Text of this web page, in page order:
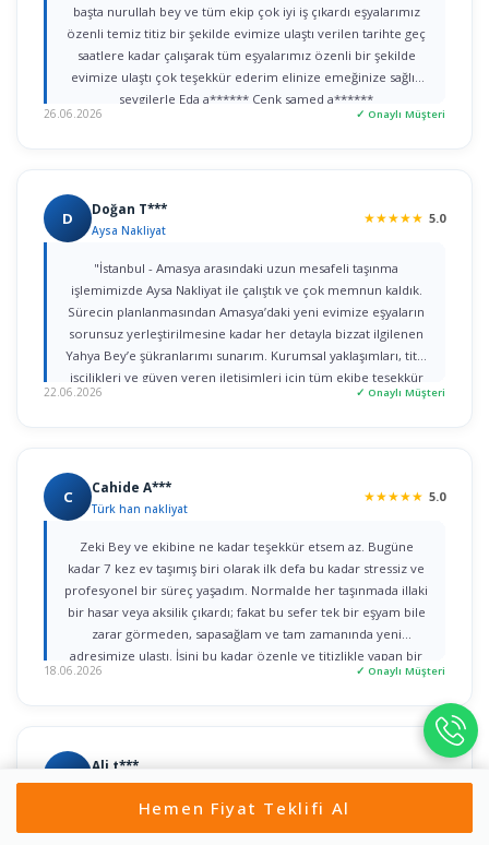
başta nurullah bey ve tüm ekip çok iyi iş çıkardı eşyalarımız
özenli temiz titiz bir şekilde evimize ulaştı verilen tarihte geç
saatlere kadar çalışarak tüm eşyalarımız özenli bir şekilde
evimize ulaştı çok teşekkür ederim elinize emeğinize sağlık
sevgilerle Eda a****** Cenk samed a******
26.06.2026 ✓ Onaylı Müşteri
D Doğan T***
Aysa Nakliyat
★★★★★ 5.0
"İstanbul - Amasya arasındaki uzun mesafeli taşınma
işlemimizde Aysa Nakliyat ile çalıştık ve çok memnun kaldık.
Sürecin planlanmasından Amasya’daki yeni evimize eşyaların
sorunsuz yerleştirilmesine kadar her detayla bizzat ilgilenen
Yahya Bey’e şükranlarımı sunarım. Kurumsal yaklaşımları, titiz
işçilikleri ve güven veren iletişimleri için tüm ekibe teşekkür
22.06.2026 ✓ Onaylı Müşteri
C Cahide A***
Türk han nakliyat
★★★★★ 5.0
Zeki Bey ve ekibine ne kadar teşekkür etsem az. Bugüne
kadar 7 kez ev taşımış biri olarak ilk defa bu kadar stressiz ve
profesyonel bir süreç yaşadım. Normalde her taşınmada illaki
bir hasar veya aksilik çıkardı; fakat bu sefer tek bir eşyam bile
zarar görmeden, sapasağlam ve tam zamanında yeni
adresimize ulaştı. İşini bu kadar özenle ve titizlikle yapan bir
firmaya rastlamak gerçekten büyük şans. Herkese gönül
18.06.2026 ✓ Onaylı Müşteri
A Ali t***
Yön Nakliyat
Hemen Fiyat Teklifi Al